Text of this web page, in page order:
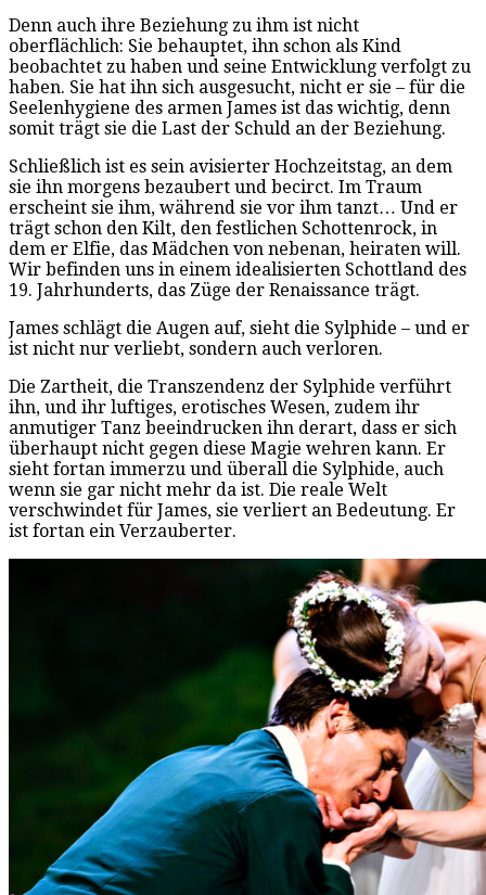
Denn auch ihre Beziehung zu ihm ist nicht
oberflächlich: Sie behauptet, ihn schon als Kind
beobachtet zu haben und seine Entwicklung verfolgt zu
haben. Sie hat ihn sich ausgesucht, nicht er sie – für die
Seelenhygiene des armen James ist das wichtig, denn
somit trägt sie die Last der Schuld an der Beziehung.
Schließlich ist es sein avisierter Hochzeitstag, an dem
sie ihn morgens bezaubert und becirct. Im Traum
erscheint sie ihm, während sie vor ihm tanzt… Und er
trägt schon den Kilt, den festlichen Schottenrock, in
dem er Elfie, das Mädchen von nebenan, heiraten will.
Wir befinden uns in einem idealisierten Schottland des
19. Jahrhunderts, das Züge der Renaissance trägt.
James schlägt die Augen auf, sieht die Sylphide – und er
ist nicht nur verliebt, sondern auch verloren.
Die Zartheit, die Transzendenz der Sylphide verführt
ihn, und ihr luftiges, erotisches Wesen, zudem ihr
anmutiger Tanz beeindrucken ihn derart, dass er sich
überhaupt nicht gegen diese Magie wehren kann. Er
sieht fortan immerzu und überall die Sylphide, auch
wenn sie gar nicht mehr da ist. Die reale Welt
verschwindet für James, sie verliert an Bedeutung. Er
ist fortan ein Verzauberter.